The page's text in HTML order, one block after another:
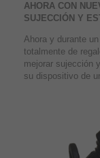
AHORA CON
SUJECCIÓN Y
Ahora y durante
totalmente de
mejorar sujección
su dispositivo de